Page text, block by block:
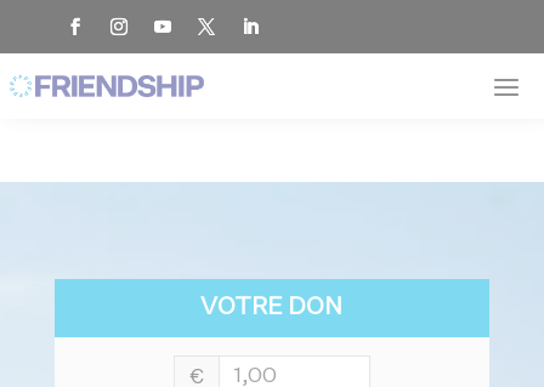
VOTRE DON
€
Panneau de gestion des cookies